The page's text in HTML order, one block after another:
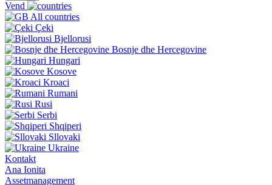
Vend
All countries
Çeki
Bjellorusi
Bosnje dhe Hercegovine
Hungari
Kosove
Kroaci
Rumani
Rusi
Serbi
Shqiperi
Sllovaki
Ukraine
Kontakt
Ana Ionita
Assetmanagement